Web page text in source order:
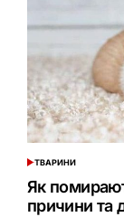
ОПУБЛІКУВАТИ
ТВАРИНИ
Як
причини та